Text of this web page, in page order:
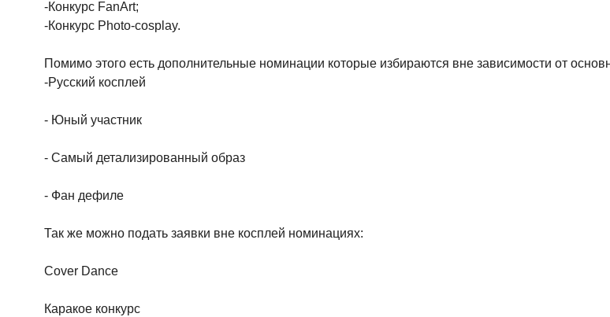
-Конкурс FanArt;
-Конкурс Photo-cosplay.
Помимо этого есть дополнительные номинации которые избираются вне зависимости от
-Русский косплей
- Юный участник
- Самый детализированный образ
- Фан дефиле
Так же можно подать заявки вне косплей номинациях:
Cover Dance
Каракое конкурс